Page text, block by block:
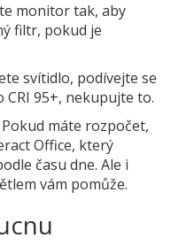
monitor tak, aby
filtr, pokud je
svítidlo, podívejte se
CRI 95+, nekupujte to.
Pokud máte rozpočet,
Office, který
času dne. Ale i
vám pomůže.